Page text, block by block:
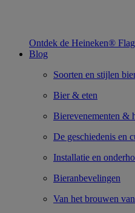
Ontdek de Heineken®
Blog
Soorten en stijlen
Bier & eten
Bierevenementen &
De geschiedenis en
Installatie en
Bieranbevelingen
Van het brouwen